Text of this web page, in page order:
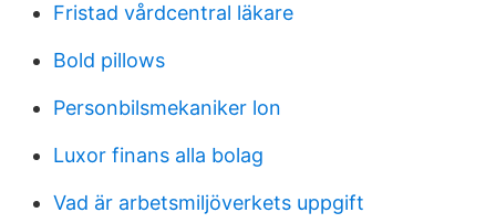
Fristad vårdcentral läkare
Bold pillows
Personbilsmekaniker lon
Luxor finans alla bolag
Vad är arbetsmiljöverkets uppgift